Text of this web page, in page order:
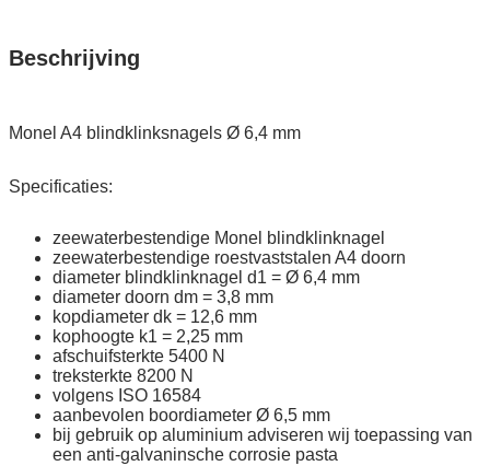
mm
quantity
Beschrijving
Monel A4 blindklinksnagels Ø 6,4 mm
Specificaties:
zeewaterbestendige Monel blindklinknagel
zeewaterbestendige roestvaststalen A4 doorn
diameter blindklinknagel d1 = Ø 6,4 mm
diameter doorn dm = 3,8 mm
kopdiameter dk = 12,6 mm
kophoogte k1 = 2,25 mm
afschuifsterkte 5400 N
treksterkte 8200 N
volgens ISO 16584
aanbevolen boordiameter Ø 6,5 mm
bij gebruik op aluminium adviseren wij toepassing van
een anti-galvaninsche corrosie pasta